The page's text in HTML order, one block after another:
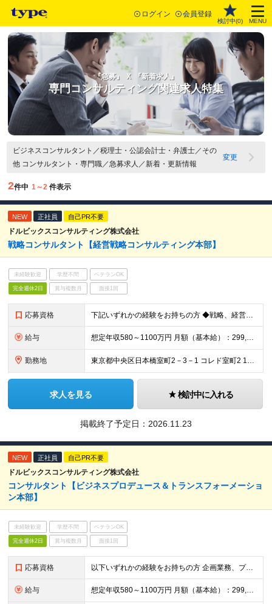
ログイン 会員登録
検討中(0) MENU
『急募』 Ｘ 『新着求人』
専門コンサルティング関連求人特集
ビジネスコンサルタント／税理士・公認会計士・弁護士／その
他 コンサルタント・専門職／急募求人／新着・更新情報
変更
2件中 1～2 件表示
NEW 正社員 自己PR不要
ドルビックスコンサルティング株式会社
戦略コンサルタント【経営戦略コンサルティング本部】
未経験歓迎 学歴不問 ベテランOK
完全週休2日 賞与複数月 面接1回
応募資格 下記いずれかの経験をお持ちの方 ◆戦略、経営管理、人事、IT、M&A、いずれかの領域での実務経験 または製造業（自動車・機械 等）での開発／設計／生産技術／生産管理などの経験 ◆コンサルティングファ
給与 想定年収580～1100万円 月額（基本給）：299,080円～ 固定残業手当/月：115,220円～（固定残業時間45時間0分/月） 超過した時間外労働の残業手当は追加支給 賞与年2回（6月、1
勤務地 東京都中央区日本橋室町2－3－1 コレド室町2 10階 ・事業所は本社（東京）のみですので、転勤はございません。 担当する案件により、出張をしていただくことはございます。 (変更の範囲)上記を除
求人を見る 検討中に入れる
掲載終了予定日： 2026.11.23
NEW 正社員 自己PR不要
ドルビックスコンサルティング株式会社
コンサルタント【ビジネスプロデュース＆トランスフォーメーショ
ン本部】
未経験歓迎 学歴不問 ベテランOK
完全週休2日 賞与複数月 面接1回
応募資格 以下いずれかの経験をお持ちの方 企画業務、プロジェクト推進、プロジェクト型業務の経験 コンサルティングファームでの実務経験 ◆専門領域の実務経験 金融（保険・銀行・証券）における主要業務・システム経
給与 想定年収580～1100万円 月額（基本給）：299,080円～ 固定残業手当/月：115,220円～（固定残業時間45時間0分/月） 超過した時間外労働の残業手当は追加支給 賞与年2回（6月、1